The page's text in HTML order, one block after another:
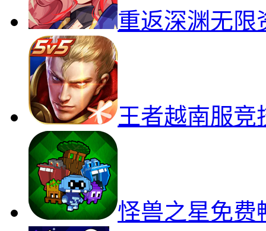
重返深渊无限
王者越南服竞
怪兽之星免费